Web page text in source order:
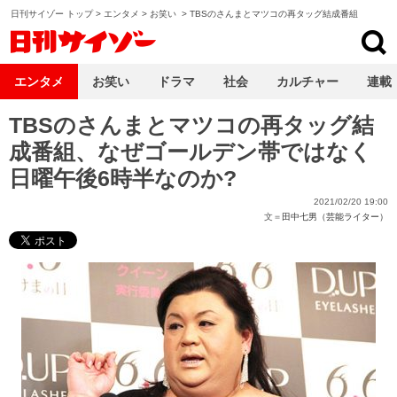
日刊サイゾー トップ> エンタメ > お笑い > TBSのさんまとマツコの再タッグ結成番組
TBSのさんまとマツコの再タッグ結
成番組、なぜゴールデン帯ではなく
日曜午後6時半なのか?
2021/02/20 19:00
文＝ 田中七男（芸能ライター）
エンタメ お笑い ドラマ 社会 カルチャー 連載